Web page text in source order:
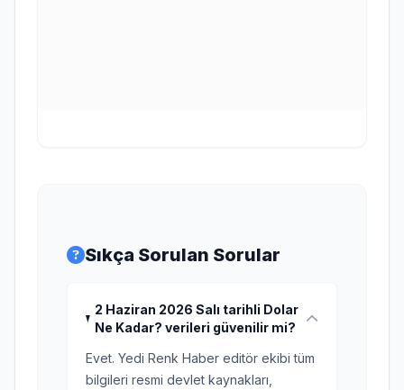
Sıkça Sorulan Sorular
2 Haziran 2026 Salı tarihli Dolar
Ne Kadar? verileri güvenilir mi?
Evet. Yedi Renk Haber editör ekibi tüm
bilgileri resmi devlet kaynakları,